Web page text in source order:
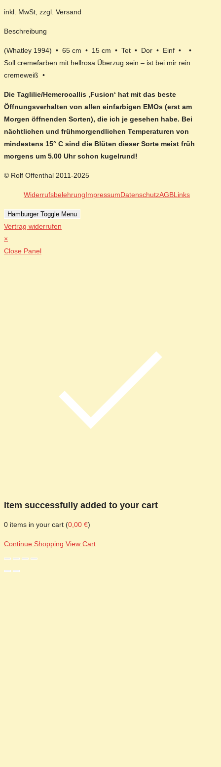
inkl. MwSt, zzgl. Versand
Beschreibung
(Whatley 1994) • 65 cm • 15 cm • Tet • Dor • Einf • •
Soll cremefarben mit hellrosa Überzug sein – ist bei mir rein
cremeweiß •
Die Taglilie/Hemerocallis ‚Fusion‘ hat mit das beste
Öffnungsverhalten von allen einfarbigen EMOs (erst am
Morgen öffnenden Sorten), die ich je gesehen habe. Bei
nächtlichen und frühmorgendlichen Temperaturen von
mindestens 15° C sind die Blüten dieser Sorte meist früh
morgens um 5.00 Uhr schon kugelrund!
© Rolf Offenthal 2011-2025
WiderrufsbelehrungImpressumDatenschutzAGBLinks
Hamburger Toggle Menu
Vertrag widerrufen
×
Close Panel
Item successfully added to your cart
0 items in your cart (0,00 €)
Continue Shopping View Cart